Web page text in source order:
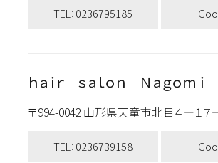
TEL：0236795185
ｈａｉｒ ｓａｌｏｎ Ｎａｇｏｍｉ
〒994-0042 山形県天童市北目４―１
TEL：0236739158